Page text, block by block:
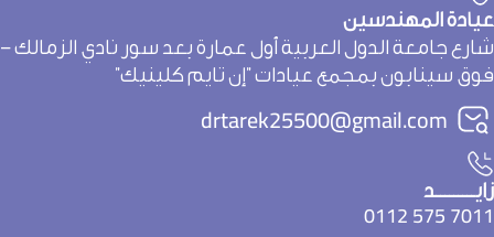
المهندسين
جامعة الدول العربية أول عمارة بعد سور نادي الزمالك -
سينابون بمجمع عيادات "إن تايم كلينيك"
drtarek25500@gmail.com
7011 575